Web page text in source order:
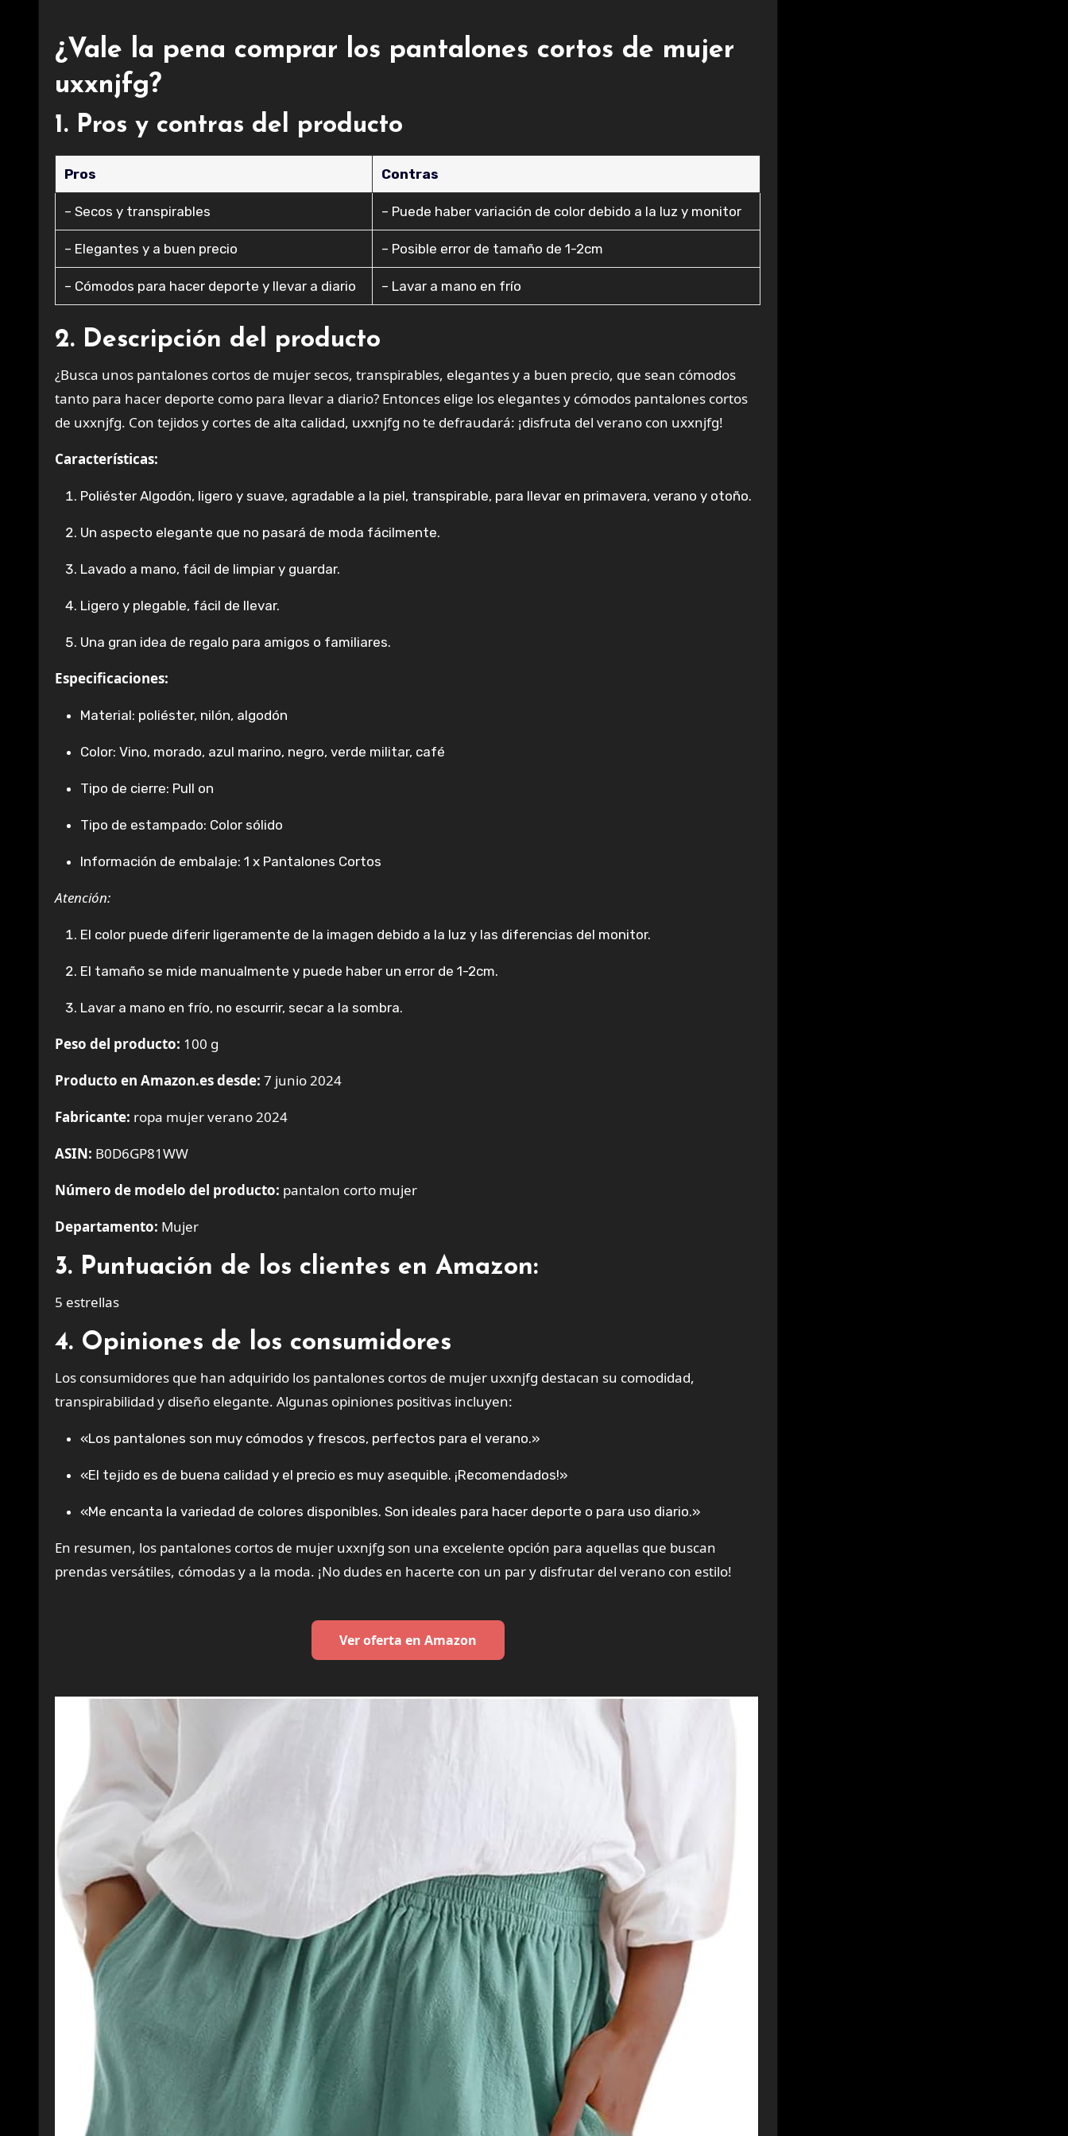
¿Vale la pena comprar los pantalones cortos de mujer
uxxnjfg?
1. Pros y contras del producto
Pros Contras
– Secos y transpirables – Puede haber variación de color debido a la luz y monitor
– Elegantes y a buen precio – Posible error de tamaño de 1-2cm
– Cómodos para hacer deporte y llevar a diario – Lavar a mano en frío
2. Descripción del producto
¿Busca unos pantalones cortos de mujer secos, transpirables, elegantes y a buen precio, que sean cómodos
tanto para hacer deporte como para llevar a diario? Entonces elige los elegantes y cómodos pantalones cortos
de uxxnjfg. Con tejidos y cortes de alta calidad, uxxnjfg no te defraudará: ¡disfruta del verano con uxxnjfg!
Características:
Poliéster Algodón, ligero y suave, agradable a la piel, transpirable, para llevar en primavera, verano y otoño.
Un aspecto elegante que no pasará de moda fácilmente.
Lavado a mano, fácil de limpiar y guardar.
Ligero y plegable, fácil de llevar.
Una gran idea de regalo para amigos o familiares.
Especificaciones:
Material: poliéster, nilón, algodón
Color: Vino, morado, azul marino, negro, verde militar, café
Tipo de cierre: Pull on
Tipo de estampado: Color sólido
Información de embalaje: 1 x Pantalones Cortos
Atención:
El color puede diferir ligeramente de la imagen debido a la luz y las diferencias del monitor.
El tamaño se mide manualmente y puede haber un error de 1-2cm.
Lavar a mano en frío, no escurrir, secar a la sombra.
Peso del producto: 100 g
Producto en Amazon.es desde: 7 junio 2024
Fabricante: ropa mujer verano 2024
ASIN: B0D6GP81WW
Número de modelo del producto: pantalon corto mujer
Departamento: Mujer
3. Puntuación de los clientes en Amazon:
5 estrellas
4. Opiniones de los consumidores
Los consumidores que han adquirido los pantalones cortos de mujer uxxnjfg destacan su comodidad,
transpirabilidad y diseño elegante. Algunas opiniones positivas incluyen:
«Los pantalones son muy cómodos y frescos, perfectos para el verano.»
«El tejido es de buena calidad y el precio es muy asequible. ¡Recomendados!»
«Me encanta la variedad de colores disponibles. Son ideales para hacer deporte o para uso diario.»
En resumen, los pantalones cortos de mujer uxxnjfg son una excelente opción para aquellas que buscan
prendas versátiles, cómodas y a la moda. ¡No dudes en hacerte con un par y disfrutar del verano con estilo!
Ver oferta en Amazon